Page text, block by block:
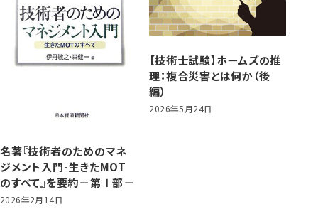
名著『技術者のためのマネ
ジメント入門-生きたMOT
のすべて』を要約－第Ⅰ部－
2026年2月14日
【技術士試験】ホームズの推
理：複合災害とは何か（後
編）
2026年5月24日